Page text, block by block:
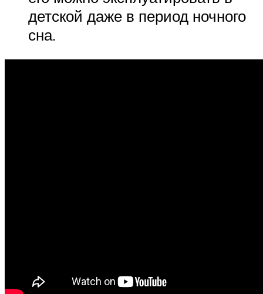
детской даже в период ночного
сна.